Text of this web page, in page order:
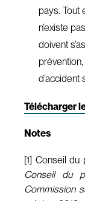
pays. Tout
n’existe
doivent
Télécharger
Notes
[1] Conseil du
Conseil du
Commission